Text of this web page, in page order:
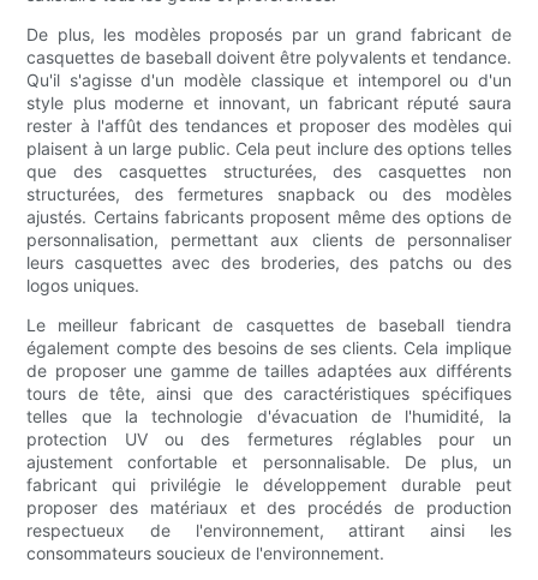
De plus, les modèles proposés par un grand fabricant de
casquettes de baseball doivent être polyvalents et tendance.
Qu'il s'agisse d'un modèle classique et intemporel ou d'un
style plus moderne et innovant, un fabricant réputé saura
rester à l'affût des tendances et proposer des modèles qui
plaisent à un large public. Cela peut inclure des options telles
que des casquettes structurées, des casquettes non
structurées, des fermetures snapback ou des modèles
ajustés. Certains fabricants proposent même des options de
personnalisation, permettant aux clients de personnaliser
leurs casquettes avec des broderies, des patchs ou des
logos uniques.
Le meilleur fabricant de casquettes de baseball tiendra
également compte des besoins de ses clients. Cela implique
de proposer une gamme de tailles adaptées aux différents
tours de tête, ainsi que des caractéristiques spécifiques
telles que la technologie d'évacuation de l'humidité, la
protection UV ou des fermetures réglables pour un
ajustement confortable et personnalisable. De plus, un
fabricant qui privilégie le développement durable peut
proposer des matériaux et des procédés de production
respectueux de l'environnement, attirant ainsi les
consommateurs soucieux de l'environnement.